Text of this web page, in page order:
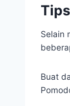
Selain
Buat